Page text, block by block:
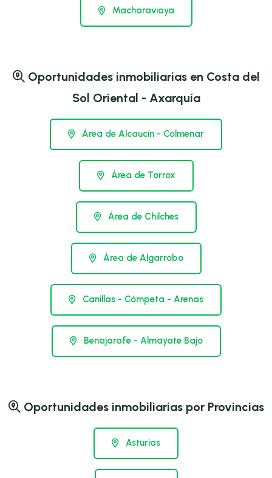
Macharaviaya
Oportunidades inmobiliarias en Costa del
Sol Oriental - Axarquía
Área de Alcaucín - Colmenar
Área de Torrox
Área de Chilches
Área de Algarrobo
Canillas - Cómpeta - Arenas
Benajarafe - Almayate Bajo
Oportunidades inmobiliarias por Provincias
Asturias